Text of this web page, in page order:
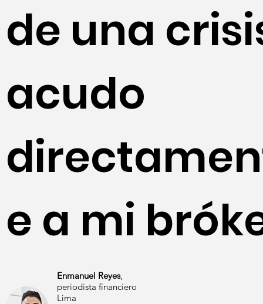
Enmanuel Reyes,
periodista financiero
Lima
de una
acudo
e a mi